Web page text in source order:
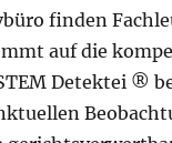
finden
auf die
Detektei ®